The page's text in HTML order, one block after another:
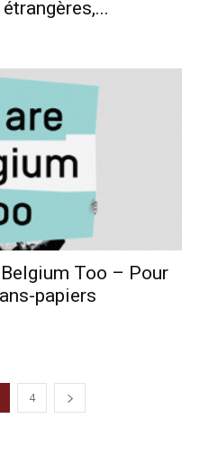
Too – Pour
papiers
4